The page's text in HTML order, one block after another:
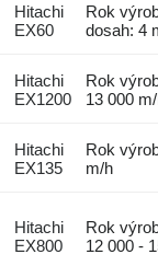
Hitachi
EX60
Rok
dosah: 4
Hitachi
EX1200
Rok
13 000
Hitachi
EX135
Rok
m/h
Hitachi
EX800
Rok
12 000 -